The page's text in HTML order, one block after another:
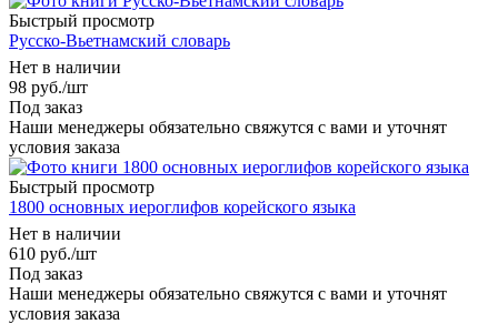
Быстрый просмотр
Русско-Вьетнамский словарь
Нет в наличии
98 руб./шт
Под заказ
Наши менеджеры обязательно свяжутся с вами и уточнят
условия заказа
Быстрый просмотр
1800 основных иероглифов корейского языка
Нет в наличии
610 руб./шт
Под заказ
Наши менеджеры обязательно свяжутся с вами и уточнят
условия заказа